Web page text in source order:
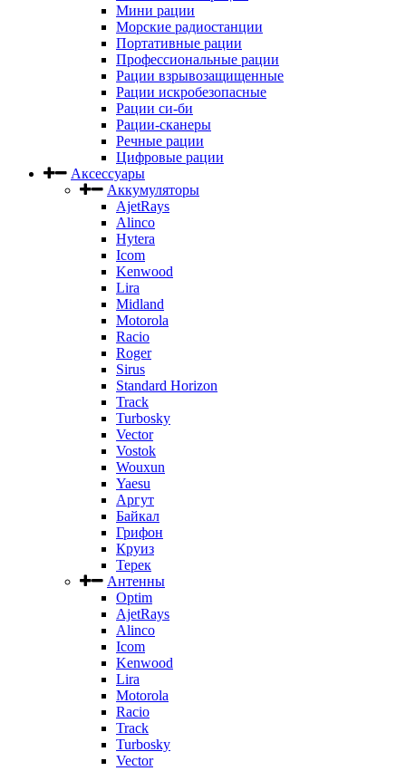
Мини рации
Морские радиостанции
Портативные рации
Профессиональные рации
Рации взрывозащищенные
Рации искробезопасные
Рации си-би
Рации-сканеры
Речные рации
Цифровые рации
Аксессуары
Аккумуляторы
AjetRays
Alinco
Hytera
Icom
Kenwood
Lira
Midland
Motorola
Racio
Roger
Sirus
Standard Horizon
Track
Turbosky
Vector
Vostok
Wouxun
Yaesu
Аргут
Байкал
Грифон
Круиз
Терек
Антенны
Optim
AjetRays
Alinco
Icom
Kenwood
Lira
Motorola
Racio
Track
Turbosky
Vector